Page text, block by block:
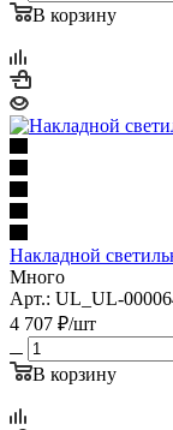
В корзину
Накладной
Много
Арт.: UL_UL-
4 707 ₽/шт
В корзину